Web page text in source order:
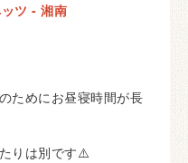
ツ - 湘南
ためにお昼寝時間が長
りは別です⚠️